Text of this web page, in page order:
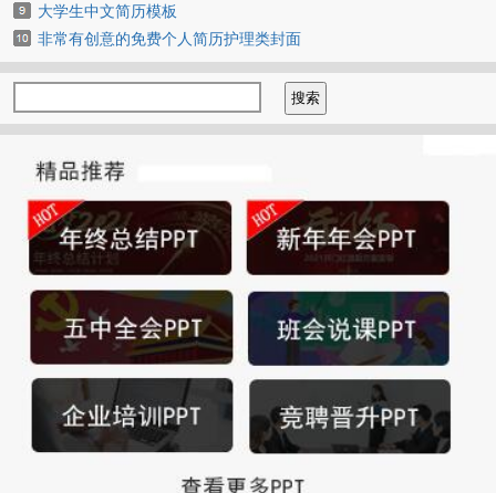
大学生中文简历模板
非常有创意的免费个人简历护理类封面